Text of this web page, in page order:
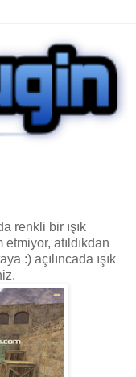
renkli bir ışık
atıldıkdan
:) açılıncada ışık